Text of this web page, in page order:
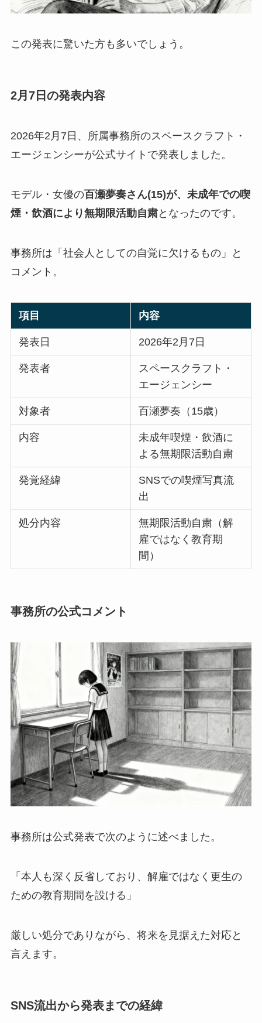
この発表に驚いた方も多いでしょう。
2月7日の発表内容
2026年2月7日、所属事務所のスペースクラフト・
エージェンシーが公式サイトで発表しました。
モデル・女優の百瀬夢奏さん(15)が、未成年での喫
煙・飲酒により無期限活動自粛となったのです。
事務所は「社会人としての自覚に欠けるもの」と
コメント。
項目 内容
発表日 2026年2月7日
発表者
スペースクラフト・
エージェンシー
対象者 百瀬夢奏（15歳）
内容
未成年喫煙・飲酒に
よる無期限活動自粛
発覚経緯
SNSでの喫煙写真流
出
処分内容
無期限活動自粛（解
雇ではなく教育期
間）
事務所の公式コメント
事務所は公式発表で次のように述べました。
「本人も深く反省しており、解雇ではなく更生の
ための教育期間を設ける」
厳しい処分でありながら、将来を見据えた対応と
言えます。
SNS流出から発表までの経緯